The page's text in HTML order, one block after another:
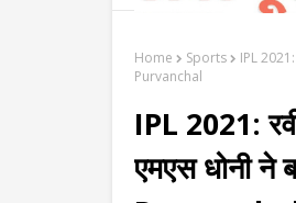
Home Sports
IPL 2021:
Purvanchal
IPL 2021:
एमएस धोनी ने